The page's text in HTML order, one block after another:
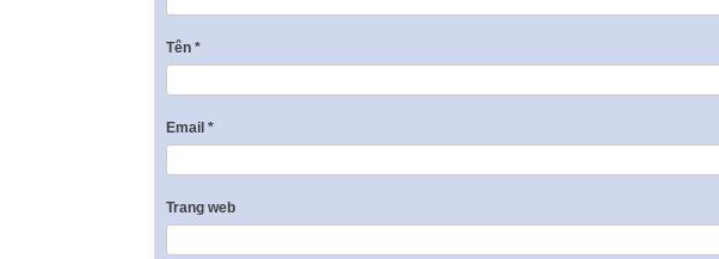
Tên *
Email *
Trang web